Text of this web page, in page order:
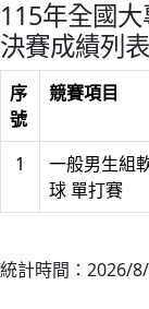
115年全國
決賽成績列表
序
號
競賽項目
1
一般男生組
球 單打賽
統計時間：2026/